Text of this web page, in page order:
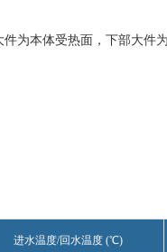
为本体受热面，下部大
进水温度/回水温度 (℃)